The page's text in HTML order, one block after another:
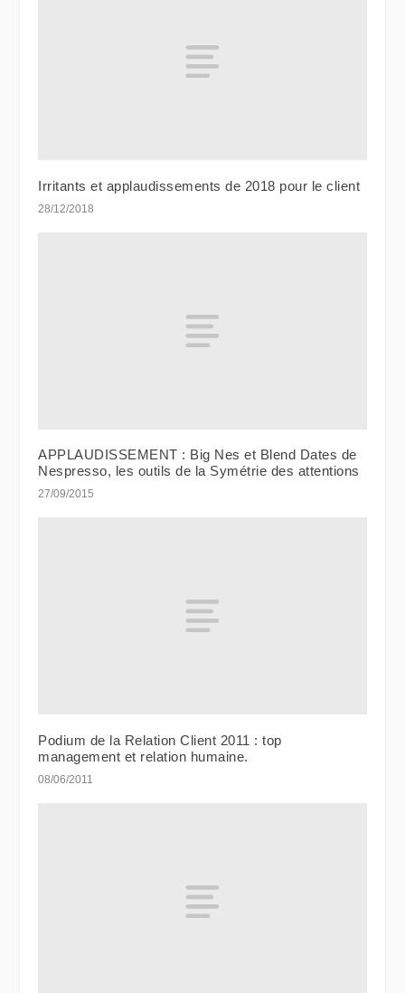
Irritants et applaudissements de 2018 pour le client
28/12/2018
APPLAUDISSEMENT : Big Nes et Blend Dates de
Nespresso, les outils de la Symétrie des attentions
27/09/2015
Podium de la Relation Client 2011 : top
management et relation humaine.
08/06/2011